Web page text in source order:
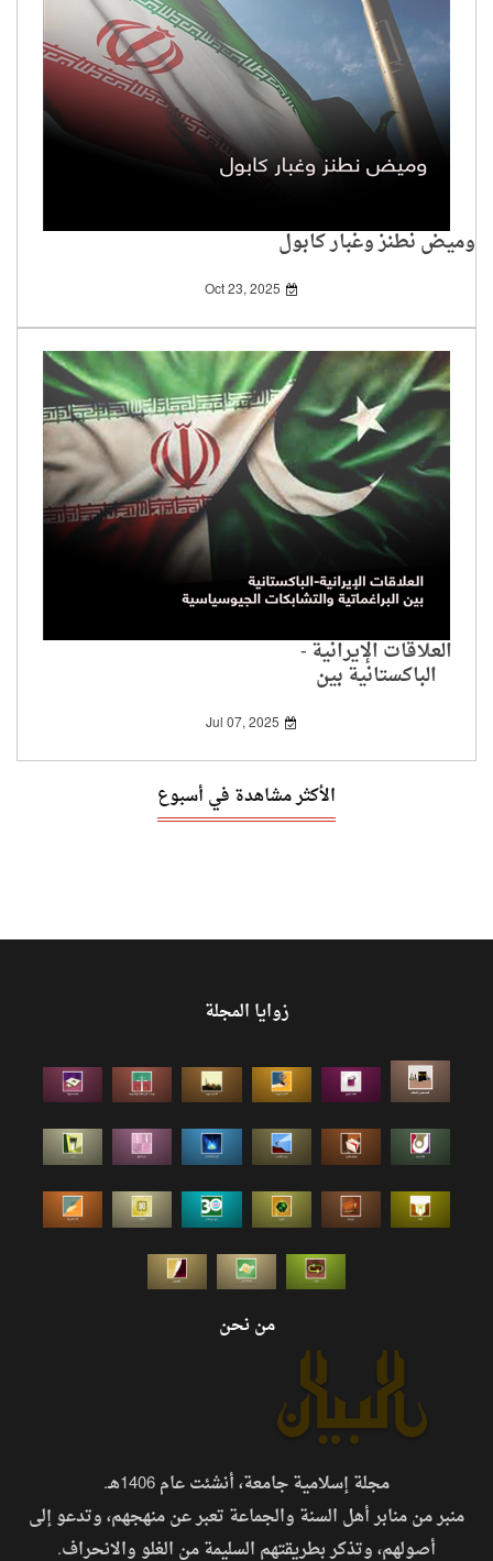
وميض نطنز وغبار كابول
Oct 23, 2025
العلاقات الإيرانية -
الباكستانية بين
البراغماتية والتشابكات
Jul 07, 2025
الأكثر مشاهدة في أسبوع
زوايا المجلة
من نحن
مجلة إسلامية جامعة، أنشئت عام 1406هـ.
منبر من منابر أهل السنة والجماعة تعبر عن منهجهم، وتدعو إلى
أصولهم، وتذكر بطريقتهم السليمة من الغلو والانحراف.